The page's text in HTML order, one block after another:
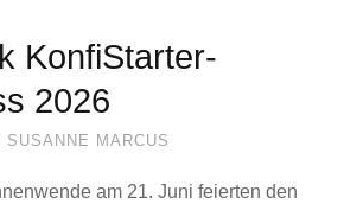
KonfiStarter-
2026
SUSANNE MARCUS
am 21. Juni feierten den